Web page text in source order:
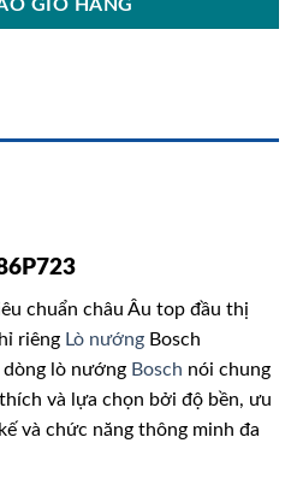
GIỎ HÀNG
chuẩn châu Âu top đầu thị
riêng Lò nướng Bosch
dòng lò nướng Bosch nói chung
và lựa chọn bởi độ bền, ưu
và chức năng thông minh đa